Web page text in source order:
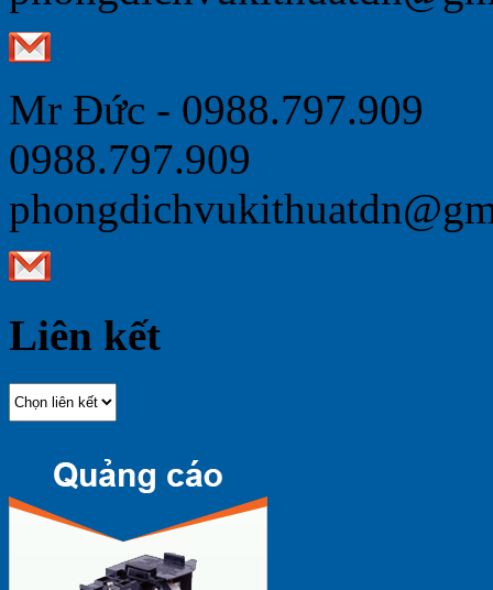
Mr Đức - 0988.797.909
0988.797.909
Liên kết